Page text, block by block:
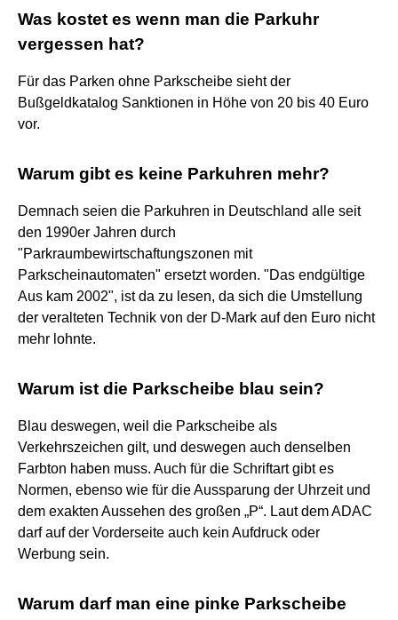
Was kostet es wenn man die Parkuhr
vergessen hat?
Für das Parken ohne Parkscheibe sieht der
Bußgeldkatalog Sanktionen in Höhe von 20 bis 40 Euro
vor.
Warum gibt es keine Parkuhren mehr?
Demnach seien die Parkuhren in Deutschland alle seit
den 1990er Jahren durch
"Parkraumbewirtschaftungszonen mit
Parkscheinautomaten" ersetzt worden. "Das endgültige
Aus kam 2002", ist da zu lesen, da sich die Umstellung
der veralteten Technik von der D-Mark auf den Euro nicht
mehr lohnte.
Warum ist die Parkscheibe blau sein?
Blau deswegen, weil die Parkscheibe als
Verkehrszeichen gilt, und deswegen auch denselben
Farbton haben muss. Auch für die Schriftart gibt es
Normen, ebenso wie für die Aussparung der Uhrzeit und
dem exakten Aussehen des großen „P“. Laut dem ADAC
darf auf der Vorderseite auch kein Aufdruck oder
Werbung sein.
Warum darf man eine pinke Parkscheibe